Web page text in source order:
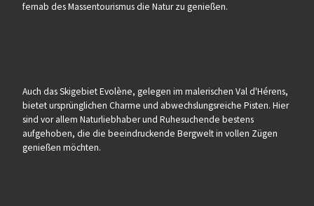
fernab des Massentourismus die Natur zu genießen.
Auch das Skigebiet Evolène, gelegen im malerischen Val d'Hérens,
bietet ursprünglichen Charme und abwechslungsreiche Pisten. Hier
sind vor allem Naturliebhaber und Ruhesuchende bestens
aufgehoben, die die beeindruckende Bergwelt in vollen Zügen
genießen möchten.